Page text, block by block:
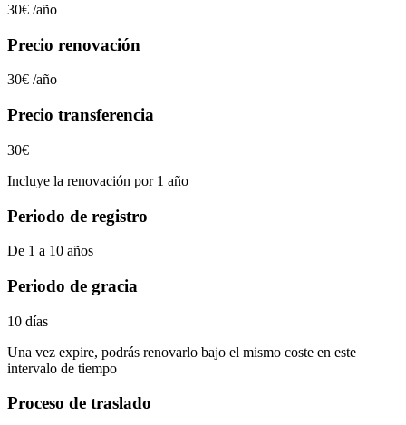
30€ /año
Precio renovación
30€ /año
Precio transferencia
30€
Incluye la renovación por 1 año
Periodo de registro
De 1 a 10 años
Periodo de gracia
10 días
Una vez expire, podrás renovarlo bajo el mismo coste en este
intervalo de tiempo
Proceso de traslado